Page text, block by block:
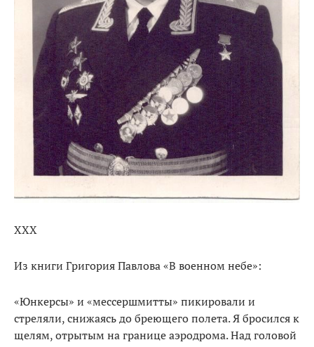
ХХХ
Из книги Григория Павлова «В военном небе»:
«Юнкерсы» и «мессершмитты» пикировали и
стреляли, снижаясь до бреющего полета. Я бросился к
щелям, отрытым на границе аэродрома. Над головой